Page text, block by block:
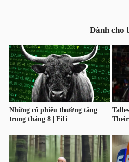
HÀNG
HÓA
KINH